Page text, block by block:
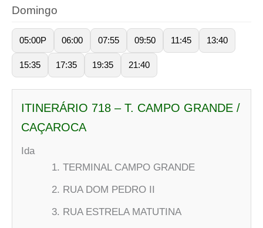
Domingo
05:00P 06:00 07:55 09:50 11:45 13:40
15:35 17:35 19:35 21:40
ITINERÁRIO 718 – T. CAMPO GRANDE /
CAÇAROCA
Ida
TERMINAL CAMPO GRANDE
RUA DOM PEDRO II
RUA ESTRELA MATUTINA